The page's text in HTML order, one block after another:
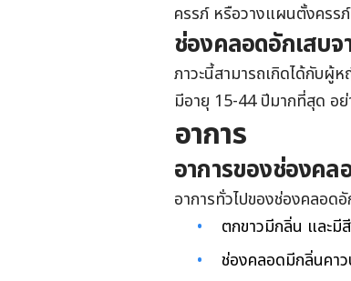
ครรภ์ หรือวางแผนตั้งครร
ช่องคลอดอักเสบ
ภาวะนี้สามารถเกิดได้กับ
มีอายุ 15-44 ปีมากที่สุด อย่
อาการ
อาการของช่องคล
อาการทั่วไปของช่องคลอด
ตกขาวมีกลิ่น และมี
ช่องคลอดมีกลิ่นคา